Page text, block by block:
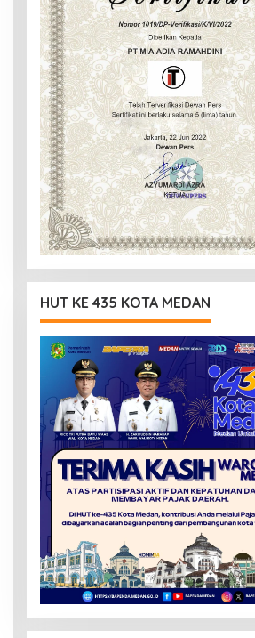
HUT KE 435 KOTA MEDAN